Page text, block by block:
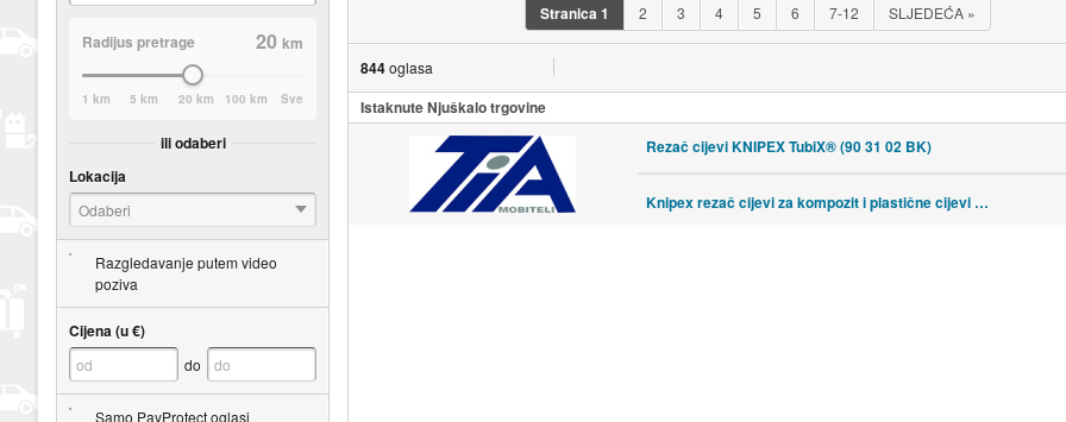
Stranica1 2 3 4 5 6 7-12 SLJEDEĆA »
844oglasa
Istaknute Njuškalo trgovine
Rezač cijevi KNIPEX TubiX® (90 31 02 BK)
Knipex rezač cijevi za kompozit i plastične cijevi 90 25 25
Radijus pretrage 20km
1 km 5 km 20 km 100 km Sve
ili odaberi
Lokacija
Odaberi
Razgledavanje putem video
poziva
Cijena (u €)
do
Samo PayProtect oglasi